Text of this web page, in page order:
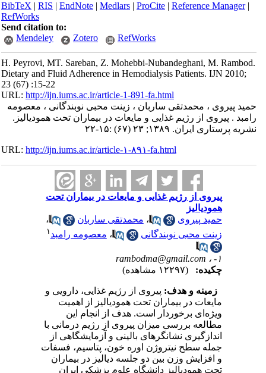
BibTeX|RIS|EndNote|Medlars|ProCite|Reference Manager
RefWorks
Send citation to:
Mendeley
Zotero RefWorks
H. Peyrovi, MT. Sareban, Z. Mohebbi-Nubandeghani, M. Rambod.
Dietary and Fluid Adherence in Hemodialysis Patients. IJN 2010;
23 (67) :15-22
URL:http://ijn.iums.ac.ir/article-1-891-fa.html
حمید پیروی ، محمدتقی ساربان ، زینت محبی نوبندگانی ، معصومه
رامبد . پیروی از رژیم غذایی و مایعات در بیماران تحت همودیالیز.
نشریه پرستاری ایران. ۱۳۸۹; ۲۳ (۶۷) :۱۵-۲۲
URL:http://ijn.iums.ac.ir/article-۱-۸۹۱-fa.html
پیروی از رژیم غذایی و مایعات در بیماران تحت
همودیالیز
حمید پیروی
،محمدتقی ساربان
،
زینت محبی نوبندگانی
،معصومه رامبد
rambodma@gmail.com
چکیده:
زمینه و هدف:پیروی از رژیم غذایی، دارویی و
مایعات در بیماران تحت همودیالیز از اهمیت
ویژه‌ای برخوردار است. هدف از انجام این
مطالعه بررسی میزان پیروی از رژیم درمانی با
اندازگیری نشانگرهای بالینی و آزمایشگاهی از
جمله سطح نیتروژن اوره خون، پتاسیم، فسفات
و افزایش وزن بین دو جلسه دیالیز در بیماران
تحت همودیالیز دانشگاه علوم پزشکی ایران